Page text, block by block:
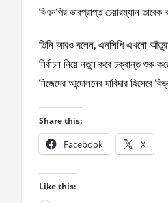
বিএনপির ভারপ্রাপ্ত চেয়ারম্যান
তিনি আরও বলেন, এনসিপি এখনো
নির্বাচন নিয়ে নতুন করে চক্রান্ত শুরু
নিজেদের আন্দোলনের দাবিদার হিসেবে
Share this:
Facebook X
Like this: